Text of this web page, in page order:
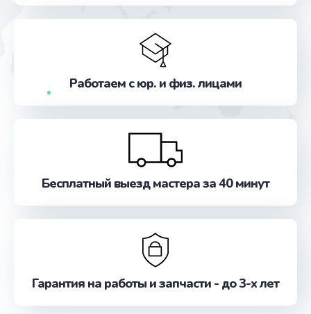
Заказать
Ремонт насоса кофемашины
Замена или ремонт пароблока
от 500 руб.
Ремонт кофемолки
Заказать
Замена щёток электродвигателя
от 480 руб.
Работаем с юр. и физ. лицами
Бесплатный выезд мастера за 40 минут
Гарантия на работы и запчасти - до 3-х лет